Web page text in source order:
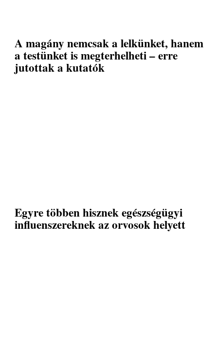
A magány nemcsak a lelkünket, hanem
a testünket is megterhelheti – erre
jutottak a kutatók
Egyre többen hisznek egészségügyi
influenszereknek az orvosok helyett